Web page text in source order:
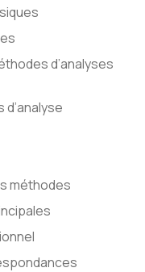
d’analyses
méthodes